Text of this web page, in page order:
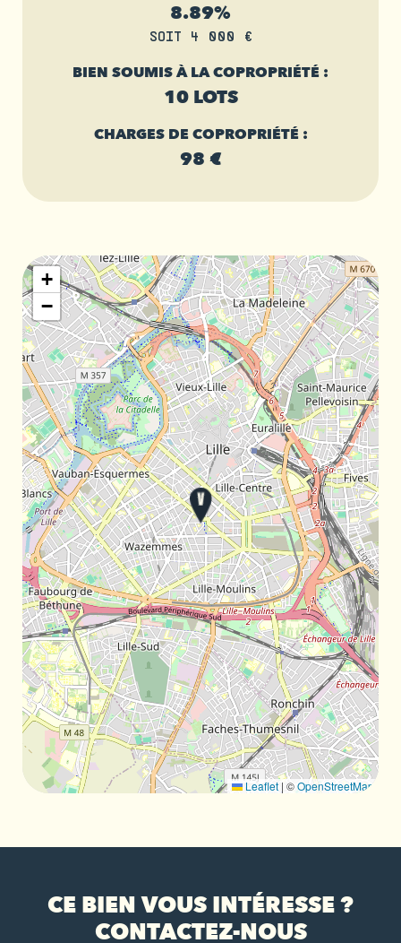
8.89%
SOIT 4 000 €
BIEN SOUMIS À LA COPROPRIÉTÉ :
10 LOTS
CHARGES DE COPROPRIÉTÉ :
98 €
+
−
Leaflet | ©OpenStreetMap
CE BIEN VOUS INTÉRESSE ?
CONTACTEZ-NOUS